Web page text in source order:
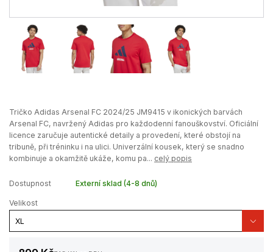
Tričko Adidas Arsenal FC 2024/25 JM9415 v ikonických barvách
Arsenal FC, navržený Adidas pro každodenní fanouškovství. Oficiální
licence zaručuje autentické detaily a provedení, které obstojí na
tribuně, při tréninku i na ulici. Univerzální kousek, který se snadno
kombinuje a okamžitě ukáže, komu pa... celý popis
Dostupnost Externí sklad (4-8 dnů)
Velikost